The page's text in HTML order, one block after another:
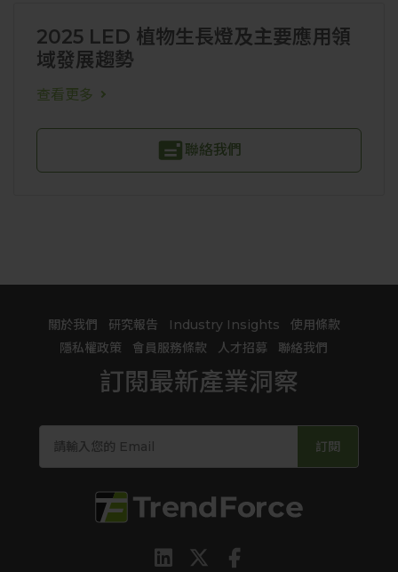
2025 LED 植物生長燈及主要應用領
域發展趨勢
查看更多
聯絡我們
關於我們 研究報告 Industry Insights
使用條款
隱私權政策
會員服務條款 人才招募 聯絡我們
訂閱最新產業洞察
訂閱